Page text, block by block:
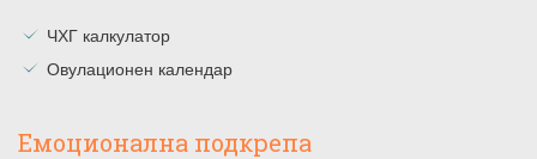
ЧХГ калкулатор
Овулационен календар
Емоционална подкрепа